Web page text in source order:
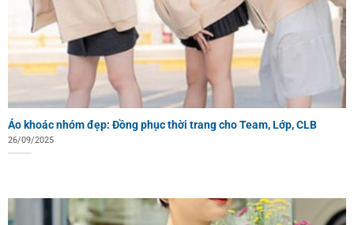
Áo khoác nhóm đẹp: Đồng phục thời trang cho Team, Lớp, CLB
26/09/2025